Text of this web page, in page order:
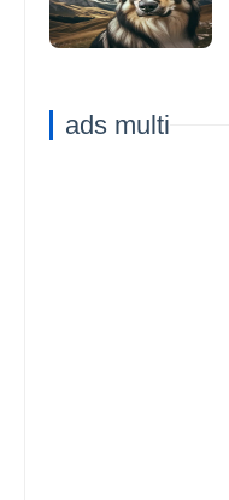
ads multi